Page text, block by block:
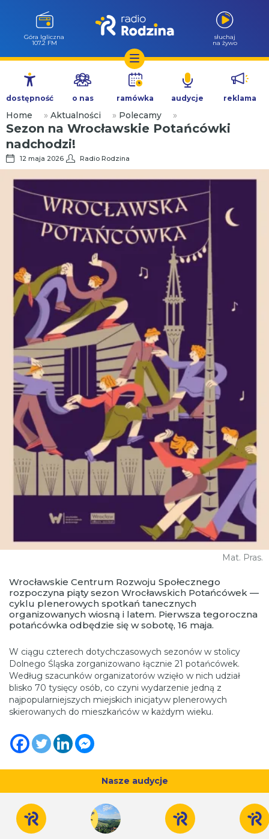
Przejdź
treści
Góra Igliczna
107.2 FM
słuchaj
na żywo
dostępność o nas ramówka audycje reklama
Home » Aktualności » Polecamy »
Sezon na Wrocławskie Potańcówki
nadchodzi!
12 maja 2026 Radio Rodzina
Mat. Pras.
Wrocławskie Centrum Rozwoju Społecznego
rozpoczyna piąty sezon Wrocławskich Potańcówek —
cyklu plenerowych spotkań tanecznych
organizowanych wiosną i latem. Pierwsza tegoroczna
potańcówka odbędzie się w sobotę, 16 maja.
W ciągu czterech dotychczasowych sezonów w stolicy
Dolnego Śląska zorganizowano łącznie 21 potańcówek.
Według szacunków organizatorów wzięło w nich udział
blisko 70 tysięcy osób, co czyni wydarzenie jedną z
najpopularniejszych miejskich inicjatyw plenerowych
skierowanych do mieszkańców w każdym wieku.
Nasze audycje